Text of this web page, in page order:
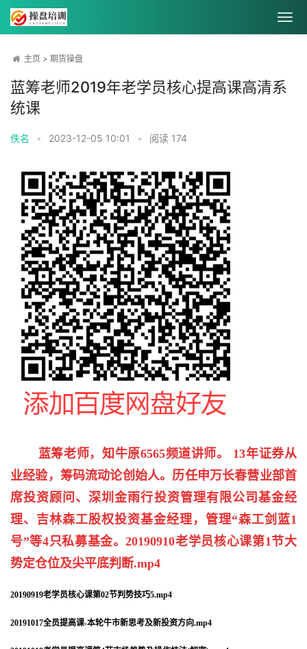
主页 > 期货操盘
蓝筹老师2019年老学员核心提高课高清系
统课
佚名 • 2023-12-05 10:01 • 阅读 174
蓝筹老师，知牛原6565频道讲师。 13年证券从
业经验，筹码流动论创始人。历任申万长春营业部首
席投资顾问、深圳金雨行投资管理有限公司基金经
理、吉林森工股权投资基金经理，管理“森工剑蓝1
号”等4只私募基金。20190910老学员核心课第1节大
势定仓位及尖平底判断.mp4
20190919老学员核心课第02节判势技巧5.mp4
20191017全员提高课-本轮牛市新思考及新投资方向.mp4